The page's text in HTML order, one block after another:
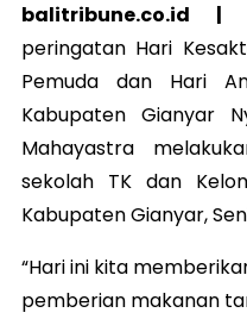
balitribune.co.id |
peringatan Hari
Pemuda dan Hari
Kabupaten Gianyar
Mahayastra
sekolah TK dan
Kabupaten Gianyar,
“Hari ini kita
pemberian makanan